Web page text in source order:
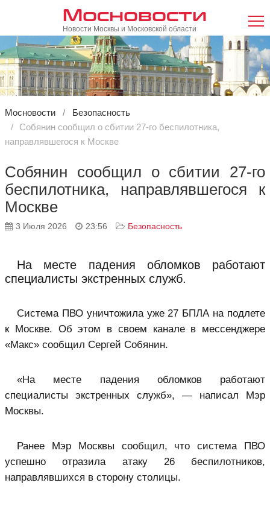
Мосновости
Новости Москвы и Московской области
Мосновости
Безопасность
Собянин сообщил о сбитии 27-го беспилотника,
направлявшегося к Москве
Собянин сообщил о сбитии 27-го
беспилотника, направлявшегося к
Москве
3 Июля 2026 23:56 Безопасность
На месте падения обломков работают
специалисты экстренных служб.
Система ПВО уничтожила уже 27 БПЛА на подлете
к Москве. Об этом в своем канале в мессенджере
«Макс» сообщил Сергей Собянин.
«На месте падения обломков работают
специалисты экстренных служб», — написал Мэр
Москвы.
Ранее Мэр Москвы сообщил, что система ПВО
успешно отразила атаку 26 беспилотников,
направлявшихся в сторону столицы.